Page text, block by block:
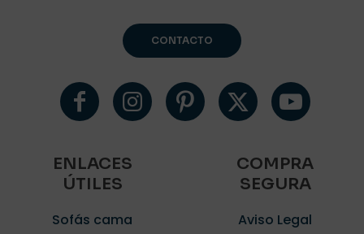
CONTACTO
ENLACES
ÚTILES
Sofás cama
COMPRA
SEGURA
Aviso Legal